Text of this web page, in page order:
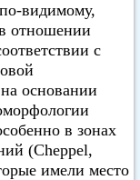
видимому,
отношении
с
основании
в зонах
(Cheppel,
имели место